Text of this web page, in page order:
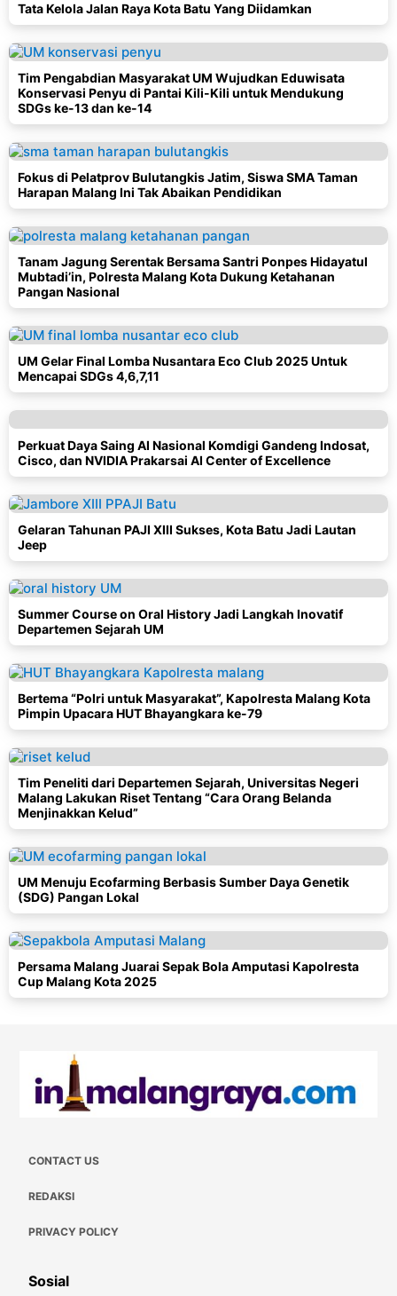
Tata Kelola Jalan Raya Kota Batu Yang Diidamkan
Tim Pengabdian Masyarakat UM Wujudkan Eduwisata
Konservasi Penyu di Pantai Kili-Kili untuk Mendukung
SDGs ke-13 dan ke-14
Fokus di Pelatprov Bulutangkis Jatim, Siswa SMA Taman
Harapan Malang Ini Tak Abaikan Pendidikan
Tanam Jagung Serentak Bersama Santri Ponpes Hidayatul
Mubtadi’in, Polresta Malang Kota Dukung Ketahanan
Pangan Nasional
UM Gelar Final Lomba Nusantara Eco Club 2025 Untuk
Mencapai SDGs 4,6,7,11
Perkuat Daya Saing AI Nasional Komdigi Gandeng Indosat,
Cisco, dan NVIDIA Prakarsai AI Center of Excellence
Gelaran Tahunan PAJI XIII Sukses, Kota Batu Jadi Lautan
Jeep
Summer Course on Oral History Jadi Langkah Inovatif
Departemen Sejarah UM
Bertema “Polri untuk Masyarakat”, Kapolresta Malang Kota
Pimpin Upacara HUT Bhayangkara ke-79
Tim Peneliti dari Departemen Sejarah, Universitas Negeri
Malang Lakukan Riset Tentang “Cara Orang Belanda
Menjinakkan Kelud”
UM Menuju Ecofarming Berbasis Sumber Daya Genetik
(SDG) Pangan Lokal
Persama Malang Juarai Sepak Bola Amputasi Kapolresta
Cup Malang Kota 2025
CONTACT US
REDAKSI
PRIVACY POLICY
Sosial